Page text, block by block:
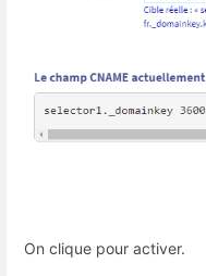
On clique pour activer.